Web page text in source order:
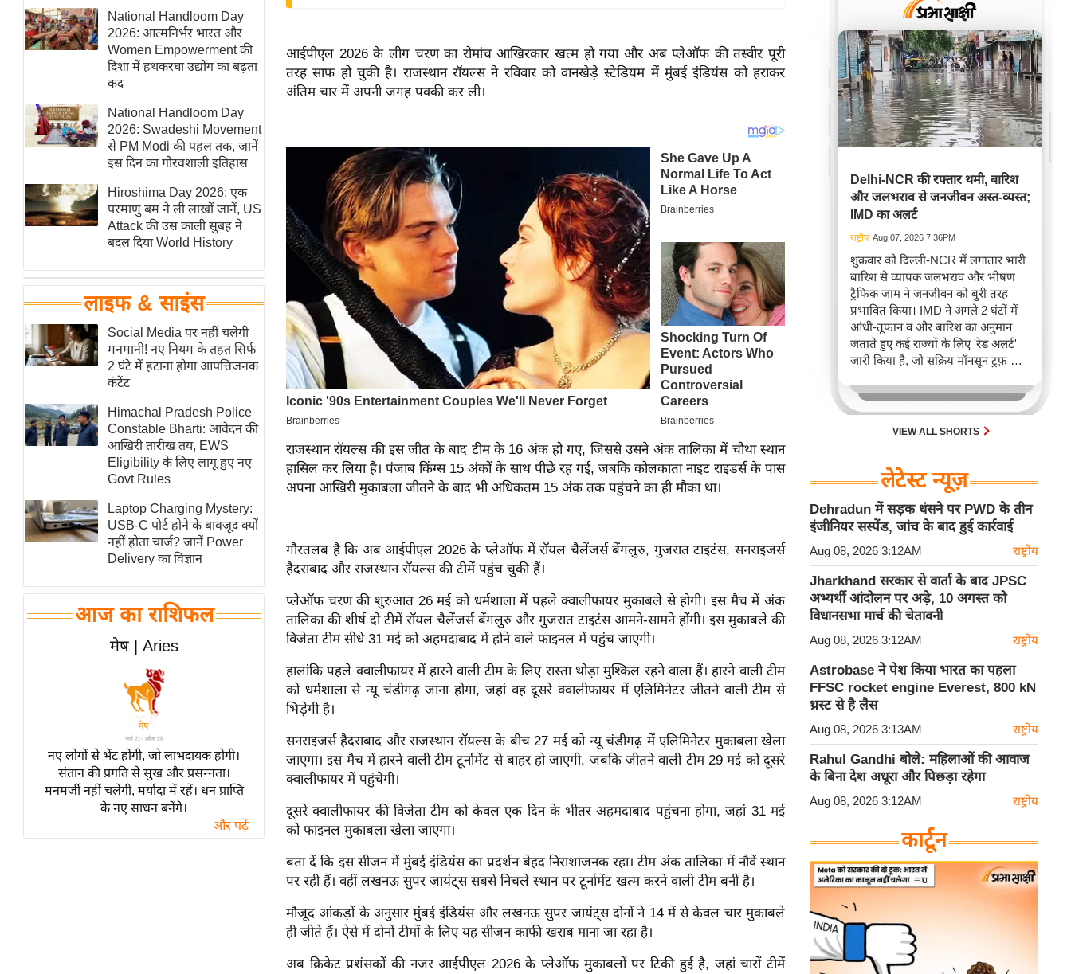
ऑटो वर्ल्ड
न्यूज ब्रीफ
मनोरंजन जगत
बॉलीवुड
हॉलीवुड
फिल्म समीक्षा
Breaking
News
लाइफस्टाइल
टेक्नॉलॉजी
घरेलू नुस्खे
पर्यटन स्थल
फिटनेस मंत्रा
रिलेशनशिप
राजनीति
विश्लेषण
समसामयिक
मातृभूमि
एम.
आर.
आई.
समीक्षा
धर्म
ज्योतिष
त्योहार
राशिफल
विशेष
National Handloom Day
2026: आत्मनिर्भर भारत और
Women Empowerment की
दिशा में हथकरघा उद्योग का बढ़ता
कद
National Handloom Day
2026: Swadeshi Movement
से PM Modi की पहल तक, जानें
इस दिन का गौरवशाली इतिहास
Hiroshima Day 2026: एक
परमाणु बम ने ली लाखों जानें, US
Attack की उस काली सुबह ने
बदल दिया World History
लाइफ & साइंस
Social Media पर नहीं चलेगी
मनमानी! नए नियम के तहत सिर्फ
2 घंटे में हटाना होगा आपत्तिजनक
कंटेंट
Himachal Pradesh Police
Constable Bharti: आवेदन की
आखिरी तारीख तय, EWS
Eligibility के लिए लागू हुए नए
Govt Rules
Laptop Charging Mystery:
USB-C पोर्ट होने के बावजूद क्यों
नहीं होता चार्ज? जानें Power
Delivery का विज्ञान
आज का राशिफल
मेष | Aries
नए लोगों से भेंट होंगी, जो लाभदायक होगी।
संतान की प्रगति से सुख और प्रसन्नता।
मनमर्जी नहीं चलेगी, मर्यादा में रहें। धन प्राप्ति
के नए साधन बनेंगे।
और पढ़ें
आईपीएल 2026 के लीग चरण का रोमांच आखिरकार खत्म हो गया और अब प्लेऑफ की तस्वीर पूरी
तरह साफ हो चुकी है। राजस्थान रॉयल्स ने रविवार को वानखेड़े स्टेडियम में मुंबई इंडियंस को हराकर
अंतिम चार में अपनी जगह पक्की कर ली।
राजस्थान रॉयल्स की इस जीत के बाद टीम के 16 अंक हो गए, जिससे उसने अंक तालिका में चौथा स्थान
हासिल कर लिया है। पंजाब किंग्स 15 अंकों के साथ पीछे रह गई, जबकि कोलकाता नाइट राइडर्स के पास
अपना आखिरी मुकाबला जीतने के बाद भी अधिकतम 15 अंक तक पहुंचने का ही मौका था।
गौरतलब है कि अब आईपीएल 2026 के प्लेऑफ में रॉयल चैलेंजर्स बेंगलुरु, गुजरात टाइटंस, सनराइजर्स
हैदराबाद और राजस्थान रॉयल्स की टीमें पहुंच चुकी हैं।
प्लेऑफ चरण की शुरुआत 26 मई को धर्मशाला में पहले क्वालीफायर मुकाबले से होगी। इस मैच में अंक
तालिका की शीर्ष दो टीमें रॉयल चैलेंजर्स बेंगलुरु और गुजरात टाइटंस आमने-सामने होंगी। इस मुकाबले की
विजेता टीम सीधे 31 मई को अहमदाबाद में होने वाले फाइनल में पहुंच जाएगी।
हालांकि पहले क्वालीफायर में हारने वाली टीम के लिए रास्ता थोड़ा मुश्किल रहने वाला हैं। हारने वाली टीम
को धर्मशाला से न्यू चंडीगढ़ जाना होगा, जहां वह दूसरे क्वालीफायर में एलिमिनेटर जीतने वाली टीम से
भिड़ेगी है।
सनराइजर्स हैदराबाद और राजस्थान रॉयल्स के बीच 27 मई को न्यू चंडीगढ़ में एलिमिनेटर मुकाबला खेला
जाएगा। इस मैच में हारने वाली टीम टूर्नामेंट से बाहर हो जाएगी, जबकि जीतने वाली टीम 29 मई को दूसरे
क्वालीफायर में पहुंचेगी।
दूसरे क्वालीफायर की विजेता टीम को केवल एक दिन के भीतर अहमदाबाद पहुंचना होगा, जहां 31 मई
को फाइनल मुकाबला खेला जाएगा।
बता दें कि इस सीजन में मुंबई इंडियंस का प्रदर्शन बेहद निराशाजनक रहा। टीम अंक तालिका में नौवें स्थान
पर रही हैं। वहीं लखनऊ सुपर जायंट्स सबसे निचले स्थान पर टूर्नामेंट खत्म करने वाली टीम बनी है।
मौजूद आंकड़ों के अनुसार मुंबई इंडियंस और लखनऊ सुपर जायंट्स दोनों ने 14 में से केवल चार मुकाबले
ही जीते हैं। ऐसे में दोनों टीमों के लिए यह सीजन काफी खराब माना जा रहा है।
अब क्रिकेट प्रशंसकों की नजर आईपीएल 2026 के प्लेऑफ मुकाबलों पर टिकी हुई है, जहां चारों टीमें
Delhi-NCR की रफ्तार थमी, बारिश
और जलभराव से जनजीवन अस्त-व्यस्त;
IMD का अलर्ट
राष्ट्रीय Aug 07, 2026 7:36PM
शुक्रवार को दिल्ली-NCR में लगातार भारी
बारिश से व्यापक जलभराव और भीषण
ट्रैफिक जाम ने जनजीवन को बुरी तरह
प्रभावित किया। IMD ने अगले 2 घंटों में
आंधी-तूफान व और बारिश का अनुमान
जताते हुए कई राज्यों के लिए 'रेड अलर्ट'
जारी किया है, जो सक्रिय मॉनसून ट्रफ़ और
जिससे यातायात बाधित होने के साथ-साथ
सफदरजंग अस्पताल में भी जलभराव की
स्थिति बनी।VIEW ALL SHORTS
लेटेस्ट न्यूज़
Dehradun में सड़क धंसने पर PWD के तीन
इंजीनियर सस्पेंड, जांच के बाद हुई कार्रवाई
Aug 08, 2026 3:12AM राष्ट्रीय
Jharkhand सरकार से वार्ता के बाद JPSC
अभ्यर्थी आंदोलन पर अड़े, 10 अगस्त को
विधानसभा मार्च की चेतावनी
Aug 08, 2026 3:12AM राष्ट्रीय
Astrobase ने पेश किया भारत का पहला
FFSC rocket engine Everest, 800 kN
थ्रस्ट से है लैस
Aug 08, 2026 3:13AM राष्ट्रीय
Rahul Gandhi बोले: महिलाओं की आवाज
के बिना देश अधूरा और पिछड़ा रहेगा
Aug 08, 2026 3:12AM राष्ट्रीय
कार्टून